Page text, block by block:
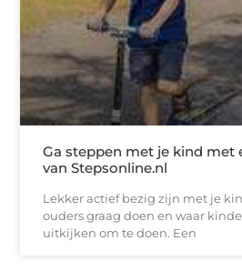
Ga steppen met je kind met
van Stepsonline.nl
Lekker actief bezig zijn met je
ouders graag doen en waar
uitkijken om te doen. Een